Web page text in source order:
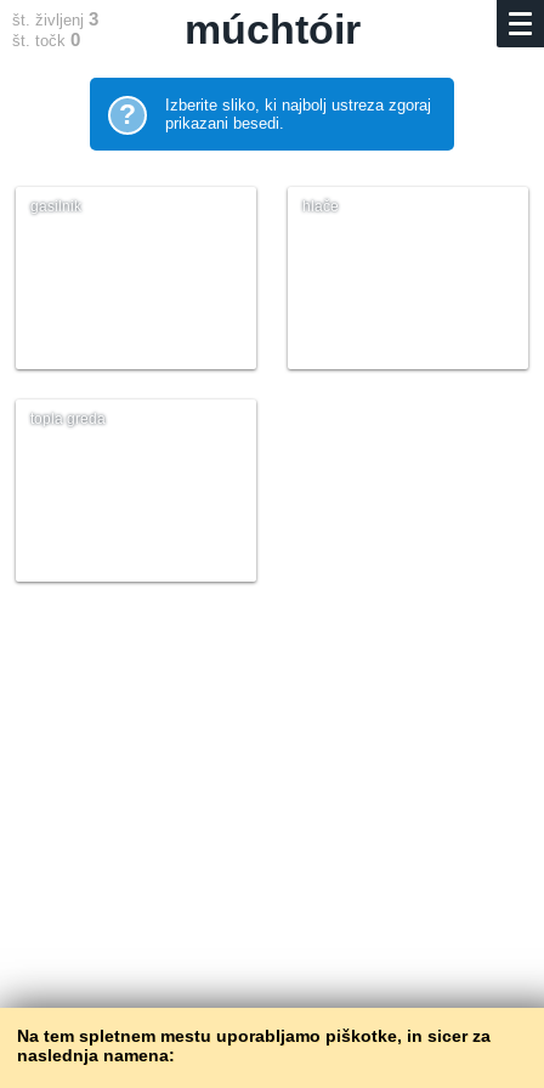
Na tem spletnem mestu uporabljamo piškotke, in sicer za
naslednja namena:
št. življenj 3
št. točk 0 múchtóir
?
Izberite sliko, ki najbolj ustreza zgoraj
prikazani besedi.
gasilnik hlače
topla greda